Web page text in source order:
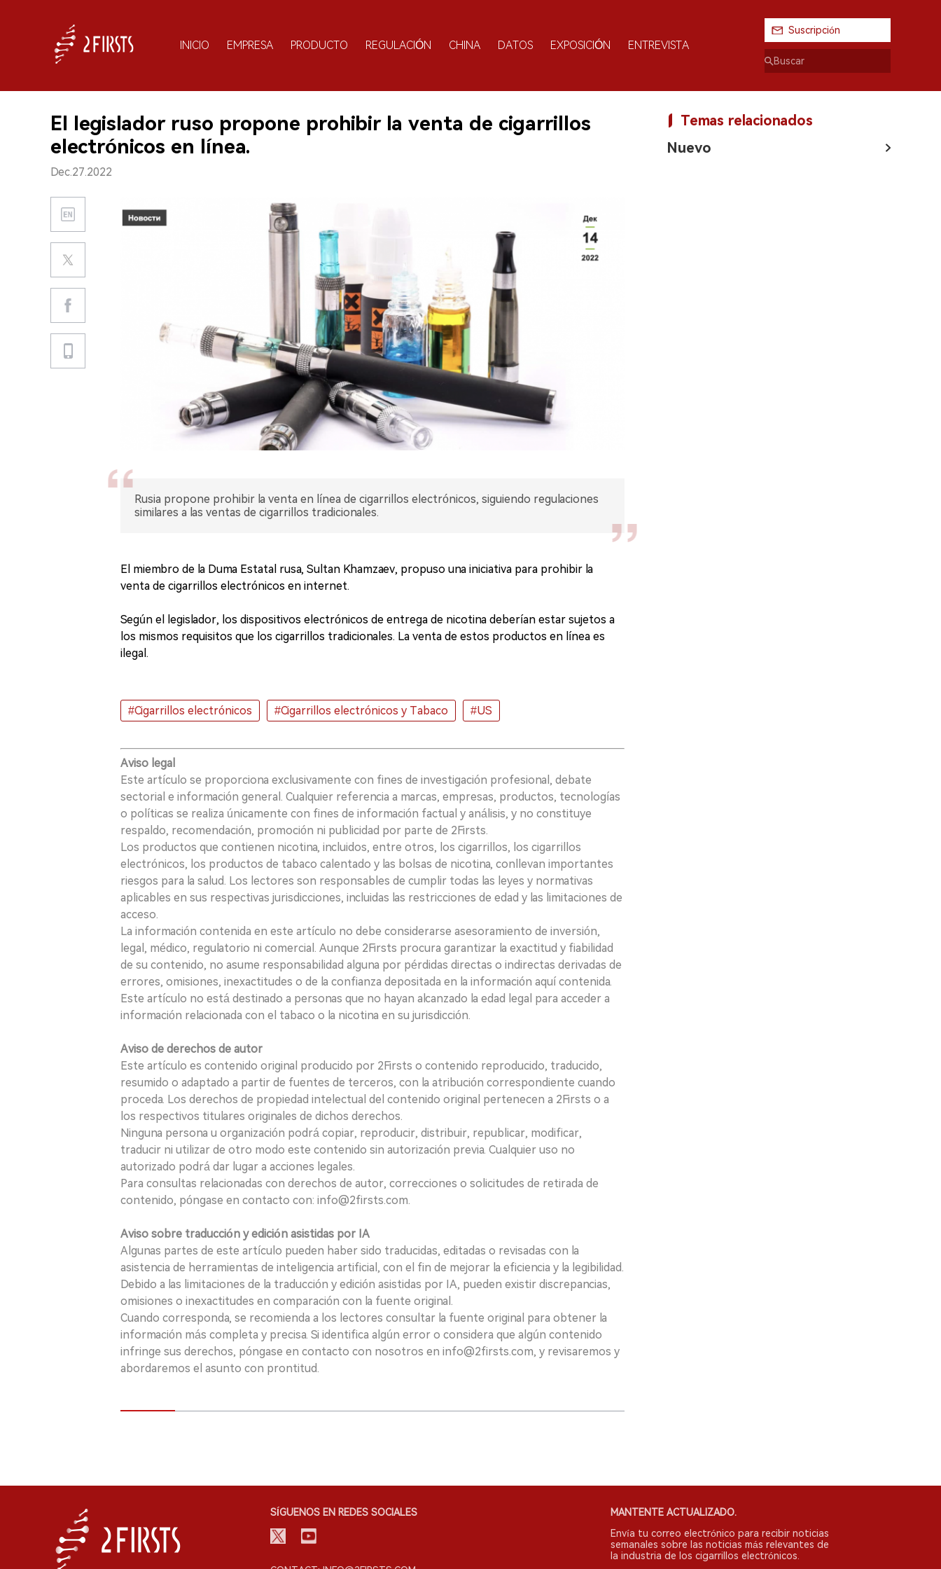
INICIO EMPRESA PRODUCTO REGULACIÓN CHINA DATOS EXPOSICIÓN ENTREVISTA
Suscripción
El legislador ruso propone prohibir la venta de cigarrillos
electrónicos en línea.
Dec.27.2022
Rusia propone prohibir la venta en línea de cigarrillos electrónicos, siguiendo regulaciones
similares a las ventas de cigarrillos tradicionales.
El miembro de la Duma Estatal rusa, Sultan Khamzaev, propuso una iniciativa para prohibir la
venta de cigarrillos electrónicos en internet.
Según el legislador, los dispositivos electrónicos de entrega de nicotina deberían estar sujetos a
los mismos requisitos que los cigarrillos tradicionales. La venta de estos productos en línea es
ilegal.
#Cigarrillos electrónicos #Cigarrillos electrónicos y Tabaco #US
Aviso legal
Este artículo se proporciona exclusivamente con fines de investigación profesional, debate
sectorial e información general. Cualquier referencia a marcas, empresas, productos, tecnologías
o políticas se realiza únicamente con fines de información factual y análisis, y no constituye
respaldo, recomendación, promoción ni publicidad por parte de 2Firsts.
Los productos que contienen nicotina, incluidos, entre otros, los cigarrillos, los cigarrillos
electrónicos, los productos de tabaco calentado y las bolsas de nicotina, conllevan importantes
riesgos para la salud. Los lectores son responsables de cumplir todas las leyes y normativas
aplicables en sus respectivas jurisdicciones, incluidas las restricciones de edad y las limitaciones de
acceso.
La información contenida en este artículo no debe considerarse asesoramiento de inversión,
legal, médico, regulatorio ni comercial. Aunque 2Firsts procura garantizar la exactitud y fiabilidad
de su contenido, no asume responsabilidad alguna por pérdidas directas o indirectas derivadas de
errores, omisiones, inexactitudes o de la confianza depositada en la información aquí contenida.
Este artículo no está destinado a personas que no hayan alcanzado la edad legal para acceder a
información relacionada con el tabaco o la nicotina en su jurisdicción.
Aviso de derechos de autor
Este artículo es contenido original producido por 2Firsts o contenido reproducido, traducido,
resumido o adaptado a partir de fuentes de terceros, con la atribución correspondiente cuando
proceda. Los derechos de propiedad intelectual del contenido original pertenecen a 2Firsts o a
los respectivos titulares originales de dichos derechos.
Ninguna persona u organización podrá copiar, reproducir, distribuir, republicar, modificar,
traducir ni utilizar de otro modo este contenido sin autorización previa. Cualquier uso no
autorizado podrá dar lugar a acciones legales.
Para consultas relacionadas con derechos de autor, correcciones o solicitudes de retirada de
contenido, póngase en contacto con: info@2firsts.com.
Aviso sobre traducción y edición asistidas por IA
Algunas partes de este artículo pueden haber sido traducidas, editadas o revisadas con la
asistencia de herramientas de inteligencia artificial, con el fin de mejorar la eficiencia y la legibilidad.
Debido a las limitaciones de la traducción y edición asistidas por IA, pueden existir discrepancias,
omisiones o inexactitudes en comparación con la fuente original.
Cuando corresponda, se recomienda a los lectores consultar la fuente original para obtener la
información más completa y precisa. Si identifica algún error o considera que algún contenido
infringe sus derechos, póngase en contacto con nosotros en info@2firsts.com, y revisaremos y
abordaremos el asunto con prontitud.
Temas relacionados
Nuevo
SÍGUENOS EN REDES SOCIALES
MANTENTE ACTUALIZADO.
Envía tu correo electrónico para recibir noticias
semanales sobre las noticias más relevantes de
la industria de los cigarrillos electrónicos.